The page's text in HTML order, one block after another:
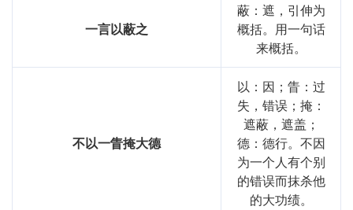
一言以蔽之
蔽：遮，引伸为
概括。用一句话
来概括。
不以一眚掩大德
以：因；眚：过
失，错误；掩：
遮蔽，遮盖；
德：德行。不因
为一个人有个别
的错误而抹杀他
的大功绩。